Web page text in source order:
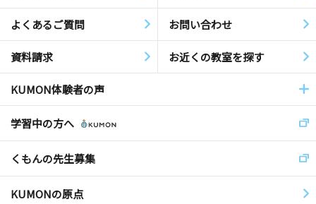
よくあるご質問 お問い合わせ
資料請求 お近くの教室を探す
KUMON体験者の声
学習中の方へ
くもんの先生募集
KUMONの原点